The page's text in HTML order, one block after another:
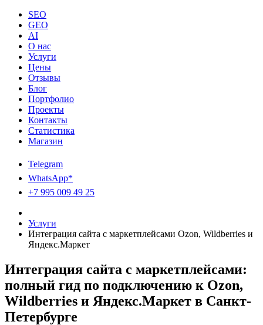
SEO
GEO
AI
О нас
Услуги
Цены
Отзывы
Блог
Портфолио
Проекты
Контакты
Статистика
Магазин
Telegram
WhatsApp*
+7 995 009 49 25
Услуги
Интеграция сайта с маркетплейсами Ozon, Wildberries и
Яндекс.Маркет
Интеграция сайта с маркетплейсами:
полный гид по подключению к Ozon,
Wildberries и Яндекс.Маркет в Санкт-
Петербурге